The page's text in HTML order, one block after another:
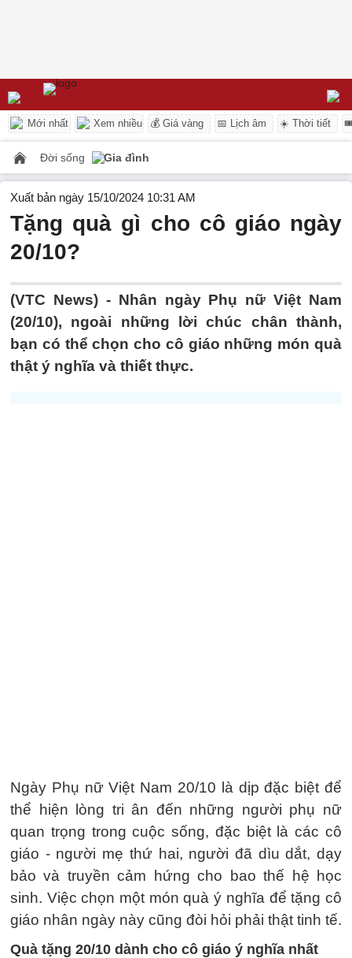
Mới nhất Xem nhiều 💰 Giá vàng 📅 Lịch âm ☀️ Thời tiết
Đời sống Gia đình
Xuất bản ngày 15/10/2024 10:31 AM
Tặng quà gì cho cô giáo ngày
20/10?
(VTC News) - Nhân ngày Phụ nữ Việt Nam
(20/10), ngoài những lời chúc chân thành,
bạn có thể chọn cho cô giáo những món quà
thật ý nghĩa và thiết thực.
Ngày Phụ nữ Việt Nam 20/10 là dịp đặc biệt để
thể hiện lòng tri ân đến những người phụ nữ
quan trọng trong cuộc sống, đặc biệt là các cô
giáo - người mẹ thứ hai, người đã dìu dắt, dạy
bảo và truyền cảm hứng cho bao thế hệ học
sinh. Việc chọn một món quà ý nghĩa để tặng cô
giáo nhân ngày này cũng đòi hỏi phải thật tinh tế.
Quà tặng 20/10 dành cho cô giáo ý nghĩa nhất